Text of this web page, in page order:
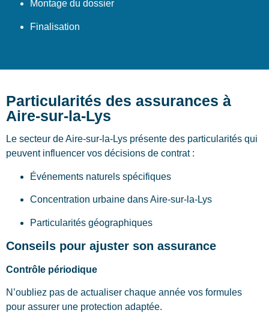
Montage du dossier
Finalisation
Particularités des assurances à
Aire-sur-la-Lys
Le secteur de Aire-sur-la-Lys présente des particularités qui
peuvent influencer vos décisions de contrat :
Événements naturels spécifiques
Concentration urbaine dans Aire-sur-la-Lys
Particularités géographiques
Conseils pour ajuster son assurance
Contrôle périodique
N’oubliez pas de actualiser chaque année vos formules
pour assurer une protection adaptée.